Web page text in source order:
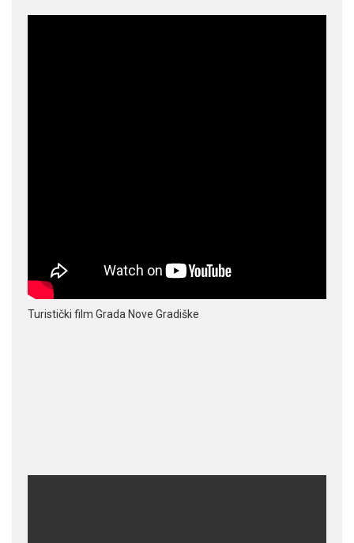
Turistički film Grada Nove Gradiške